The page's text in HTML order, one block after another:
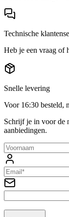
Technische
Heb je een vraag of
Snelle levering
Voor 16:30 besteld,
Schrijf je in voor de
aanbiedingen.